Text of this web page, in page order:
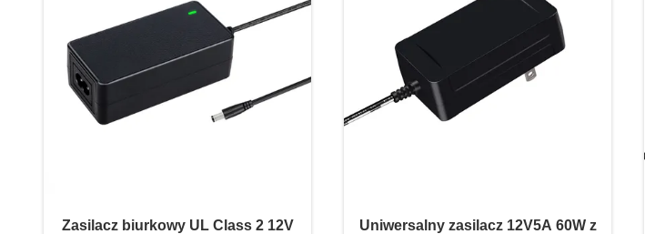
Zasilacz biurkowy UL Class 2 12V
Uniwersalny zasilacz 12V5A 60W z